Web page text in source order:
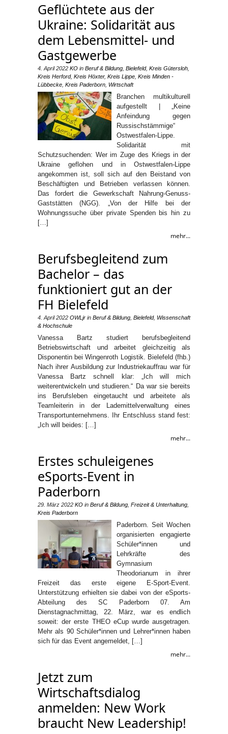
Geflüchtete aus der
Ukraine: Solidarität aus
dem Lebensmittel- und
Gastgewerbe
4. April 2022 KO in Beruf & Bildung Bielefeld, Kreis Gütersloh
Kreis Herford, Kreis Höxter, Kreis Lippe Kreis Minden -
Lübbecke Kreis Paderborn Wirtschaft
Branchen multikulturell
aufgestellt | „Keine
Anfeindung gegen
Russischstämmige“
Ostwestfalen-Lippe.
Solidarität mit
Schutzsuchenden: Wer im Zuge des Kriegs in der
Ukraine geflohen und in Ostwestfalen-Lippe
angekommen ist, soll sich auf den Beistand von
Beschäftigten und Betrieben verlassen können.
Das fordert die Gewerkschaft Nahrung-Genuss-
Gaststätten (NGG). „Von der Hilfe bei der
Wohnungssuche über private Spenden bis hin zu
[…]
mehr...
Berufsbegleitend zum
Bachelor – das
funktioniert gut an der
FH Bielefeld
4. April 2022 OWLjr in Beruf & Bildung Bielefeld, Wissenschaft
& Hochschule
Vanessa Bartz studiert berufsbegleitend
Betriebswirtschaft und arbeitet gleichzeitig als
Disponentin bei Wingenroth Logistik. Bielefeld (fhb.)
Nach ihrer Ausbildung zur Industriekauffrau war für
Vanessa Bartz schnell klar: „Ich will mich
weiterentwickeln und studieren.“ Da war sie bereits
ins Berufsleben eingetaucht und arbeitete als
Teamleiterin in der Lademittelverwaltung eines
Transportunternehmens. Ihr Entschluss stand fest:
„Ich will beides: […]
mehr...
Erstes schuleigenes
eSports-Event in
Paderborn
29. März 2022 KO in Beruf & Bildung Freizeit & Unterhaltung
Kreis Paderborn
Paderborn. Seit Wochen
organisierten engagierte
Schüler*innen und
Lehrkräfte des
Gymnasium
Theodorianum in ihrer
Freizeit das erste eigene E-Sport-Event.
Unterstützung erhielten sie dabei von der eSports-
Abteilung des SC Paderborn 07. Am
Dienstagnachmittag, 22. März, war es endlich
soweit: der erste THEO eCup wurde ausgetragen.
Mehr als 90 Schüler*innen und Lehrer*innen haben
sich für das Event angemeldet, […]
mehr...
Jetzt zum
Wirtschaftsdialog
anmelden: New Work
braucht New Leadership!